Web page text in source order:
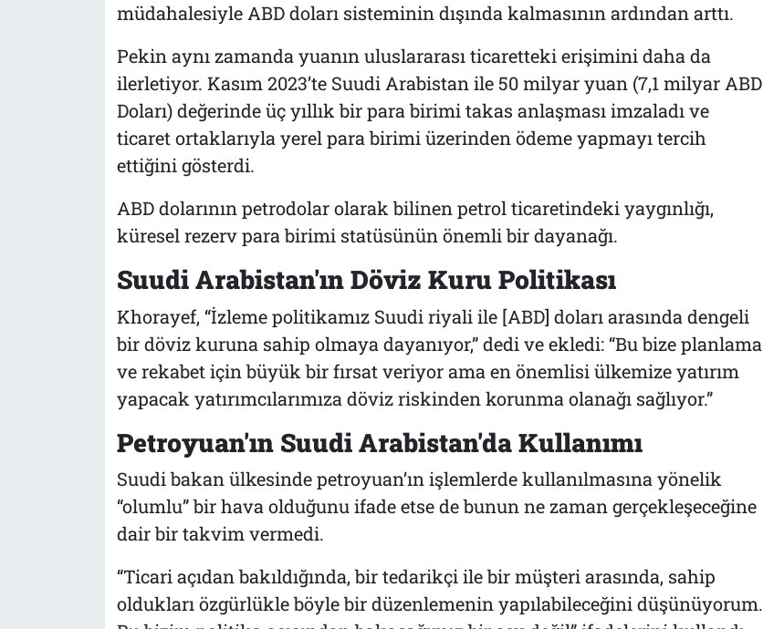
müdahalesiyle ABD doları sisteminin dışında kalmasının ardından arttı.
Pekin aynı zamanda yuanın uluslararası ticaretteki erişimini daha da
ilerletiyor. Kasım 2023’te Suudi Arabistan ile 50 milyar yuan (7,1 milyar ABD
Doları) değerinde üç yıllık bir para birimi takas anlaşması imzaladı ve
ticaret ortaklarıyla yerel para birimi üzerinden ödeme yapmayı tercih
ettiğini gösterdi.
ABD dolarının petrodolar olarak bilinen petrol ticaretindeki yaygınlığı,
küresel rezerv para birimi statüsünün önemli bir dayanağı.
Suudi Arabistan'ın Döviz Kuru Politikası
Khorayef, “İzleme politikamız Suudi riyali ile [ABD] doları arasında dengeli
bir döviz kuruna sahip olmaya dayanıyor,” dedi ve ekledi: “Bu bize planlama
ve rekabet için büyük bir fırsat veriyor ama en önemlisi ülkemize yatırım
yapacak yatırımcılarımıza döviz riskinden korunma olanağı sağlıyor.”
Petroyuan'ın Suudi Arabistan'da Kullanımı
Suudi bakan ülkesinde petroyuan’ın işlemlerde kullanılmasına yönelik
“olumlu” bir hava olduğunu ifade etse de bunun ne zaman gerçekleşeceğine
dair bir takvim vermedi.
“Ticari açıdan bakıldığında, bir tedarikçi ile bir müşteri arasında, sahip
oldukları özgürlükle böyle bir düzenlemenin yapılabileceğini düşünüyorum.